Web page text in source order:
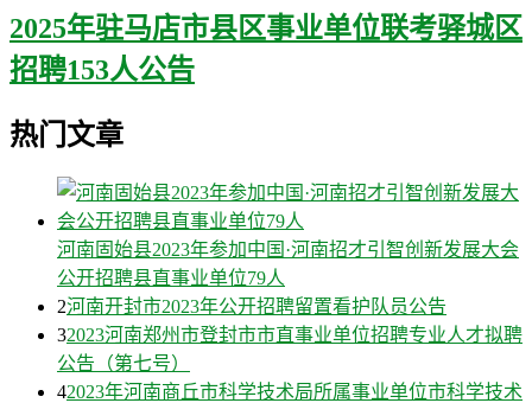
2025年驻马店市县区事业单位联考驿城区
招聘153人公告
热门文章
河南固始县2023年参加中国·河南招才引智创新发展大会
公开招聘县直事业单位79人
2河南开封市2023年公开招聘留置看护队员公告
32023河南郑州市登封市市直事业单位招聘专业人才拟聘
公告（第七号）
42023年河南商丘市科学技术局所属事业单位市科学技术